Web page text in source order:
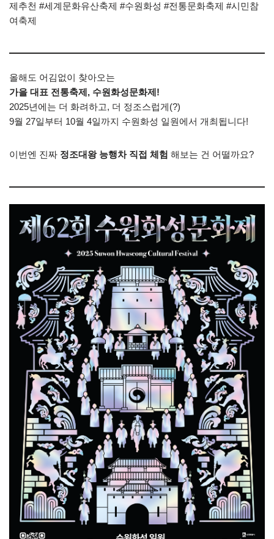
제추천 #세계문화유산축제 #수원화성 #전통문화축제 #시민참
여축제
올해도 어김없이 찾아오는
가을 대표 전통축제, 수원화성문화제!
2025년에는 더 화려하고, 더 정조스럽게(?)
9월 27일부터 10월 4일까지 수원화성 일원에서 개최됩니다!
이번엔 진짜 정조대왕 능행차 직접 체험 해보는 건 어떨까요?